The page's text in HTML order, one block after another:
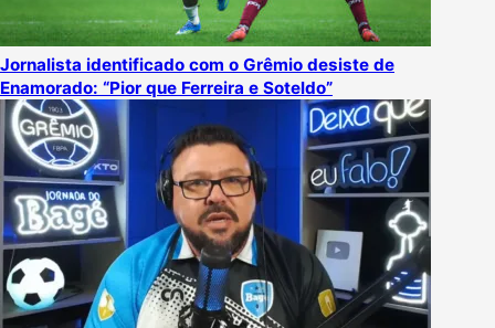
Jornalista identificado com o Grêmio desiste de
Enamorado: “Pior que Ferreira e Soteldo”